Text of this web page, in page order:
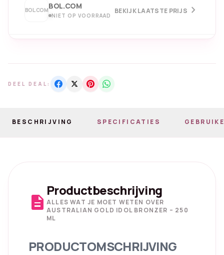
BOL.COMBOL.COM
NIET OP VOORRAAD
BEKIJK LAATSTE PRIJS chevron_right
DEEL DEAL:
BESCHRIJVING SPECIFICATIES
description
Productbeschrijving
ALLES WAT JE MOET WETEN OVER
AUSTRALIAN GOLD IDOL BRONZER – 250
ML
PRODUCTOMSCHRIJVING